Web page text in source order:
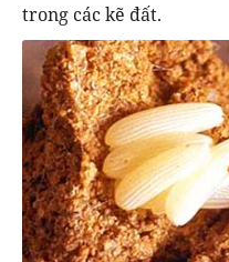
trong các kẽ đất.